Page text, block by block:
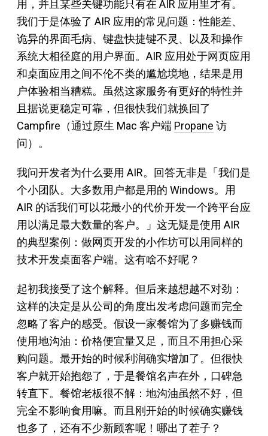
用，并且某些关键功能只有在 AIR 应用里才有。
我们于是体验了 AIR 应用的常见问题：性能差、
诡异的界面毛病、键盘快捷键不灵、以及和操作
系统大相径庭的用户界面。AIR 应用处于网页应用
和桌面应用之间不伦不类的尴尬境地，结果是用
户体验相当糟糕。虽然这家服务有更好的特性并
且据说更稳定可靠，但很快我们就换回了
Campfire（通过原生 Mac 客户端 Propane 访
问）。
我问开发者为什么要用 AIR。回答无非是「我们是
个小团队。大多数用户都是用的 Windows。用
AIR 的话我们可以花最小的代价开发一个跨平台应
用以满足最大数量的客户。」这无疑是使用 AIR
的典型案例：做网页开发的小作坊可以用同样的
技术开发桌面客户端。这有啥不好呢？
起初我接受了这个解释。但后来越想越不对劲：
这样的决定是从公司的角度出发考虑问题而完全
忽略了客户的感受。假设一家餐馆为了多赚钱而
使用地沟油：价格便宜量又足，而且不用担心采
购问题。最开始的时候利润确实增加了。但很快
客户就开始抱怨了，于是餐馆名声在外，口碑急
转直下。餐馆老板很不解：地沟油虽然不好，但
完全不影响食用嘛。而且刚开始的时候确实赚钱
也多了，还有不少新顾客呢！哪出了茬子？